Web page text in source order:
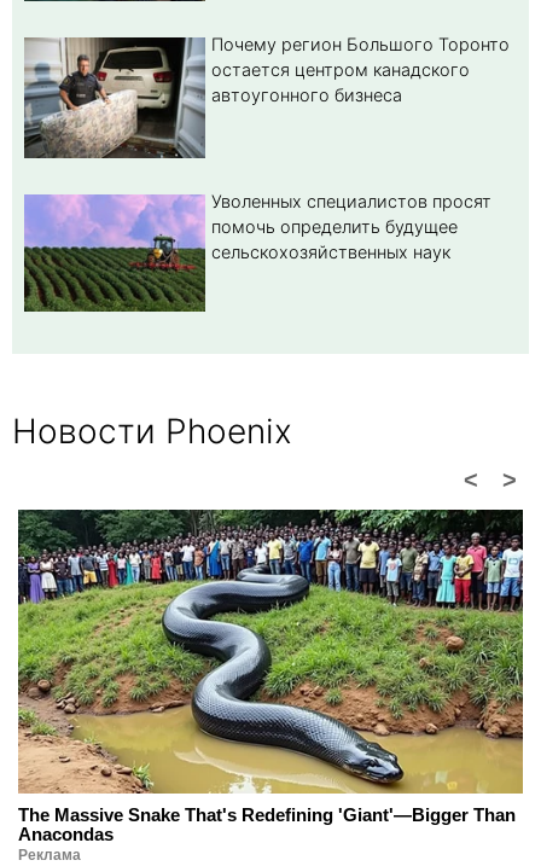
Почему регион Большого Торонто
остается центром канадского
автоугонного бизнеса
Уволенных специалистов просят
помочь определить будущее
сельскохозяйственных наук
Новости Phoenix
>
<
The Massive Snake That's Redefining 'Giant'—Bigger Than
Anacondas
Реклама